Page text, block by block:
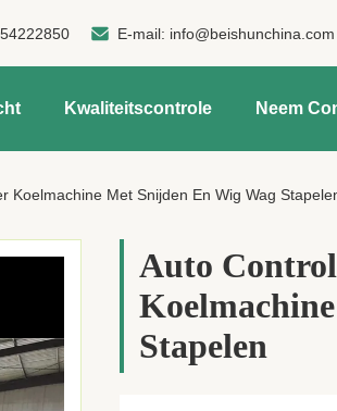
E-mail: info@beishunchina.com
Kwaliteitscontrole Neem
Koelmachine Met Snijden En Wig Wag
Auto
Stapelen